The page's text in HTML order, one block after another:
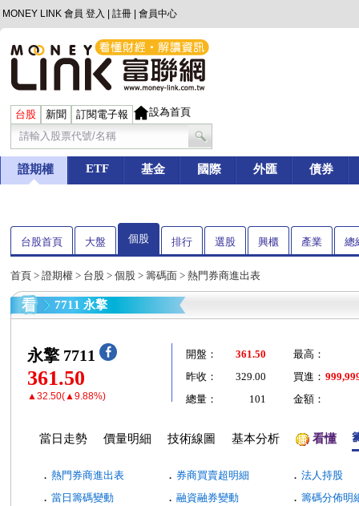
MONEY LINK 會員 登入 註冊 會員中心
台股 新聞 訂閱電子報 設為首頁
證期權 ETF 基金 國際 外匯 債券
台股首頁 大盤 個股 排行 選股 興櫃 產業 總
首頁 > 證期權 > 台股 > 個股 > 籌碼面 > 熱門券商進出表
7711 永擎
永擎 7711
361.50
▲32.50(▲9.88%)
開盤： 361.50
最高：
昨收：
329.00 買進：
總量：
101 金額：
當日走勢 價量明細 技術線圖 基本分析 看懂
． 熱門券商進出表 ． 券商買賣超明細 ． 法人持股
． 當日籌碼變動 ． 融資融券變動 ． 籌碼分佈明